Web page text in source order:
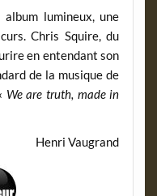
lumineux, une
Chris Squire, du
en entendant son
de la musique de
We are truth, made in
Henri Vaugrand